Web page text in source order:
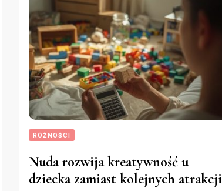
RÓŻNOŚCI
Nuda rozwija kreatywność u
dziecka zamiast kolejnych atrakcji